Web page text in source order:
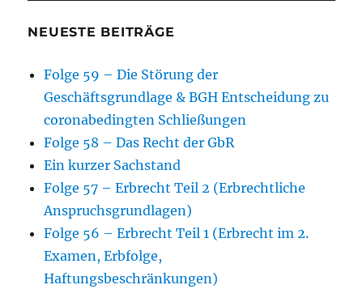
NEUESTE BEITRÄGE
Folge 59 – Die Störung der
Geschäftsgrundlage & BGH Entscheidung zu
coronabedingten Schließungen
Folge 58 – Das Recht der GbR
Ein kurzer Sachstand
Folge 57 – Erbrecht Teil 2 (Erbrechtliche
Anspruchsgrundlagen)
Folge 56 – Erbrecht Teil 1 (Erbrecht im 2.
Examen, Erbfolge,
Haftungsbeschränkungen)